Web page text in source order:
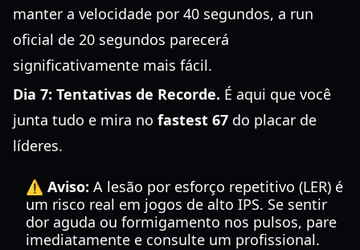
manter a velocidade por 40 segundos, a run
oficial de 20 segundos parecerá
significativamente mais fácil.
Dia 7: Tentativas de Recorde. É aqui que você
junta tudo e mira no fastest 67 do placar de
líderes.
⚠️ Aviso: A lesão por esforço repetitivo (LER) é
um risco real em jogos de alto IPS. Se sentir
dor aguda ou formigamento nos pulsos, pare
imediatamente e consulte um profissional.